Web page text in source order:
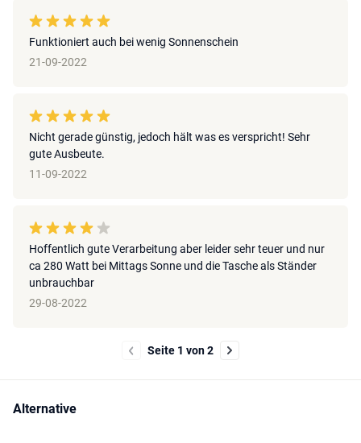
Funktioniert auch bei wenig Sonnenschein
21-09-2022
Nicht gerade günstig, jedoch hält was es verspricht! Sehr
gute Ausbeute.
11-09-2022
Hoffentlich gute Verarbeitung aber leider sehr teuer und nur
ca 280 Watt bei Mittags Sonne und die Tasche als Ständer
unbrauchbar
29-08-2022
Seite 1 von 2
Alternative